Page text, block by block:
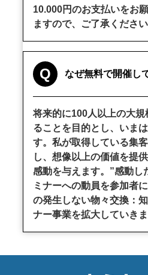
10.000円のお支払いをお
ますので、ご了承ください
Q なぜ無料で開催し
将来的に100人以上の大
ることを目的とし、いま
す。私が取得している集
し、想像以上の価値を提
感動を与えます。”感動し
ミナーへの動員を参加者
の発生しない物々交換：
ナー事業を拡大していきま